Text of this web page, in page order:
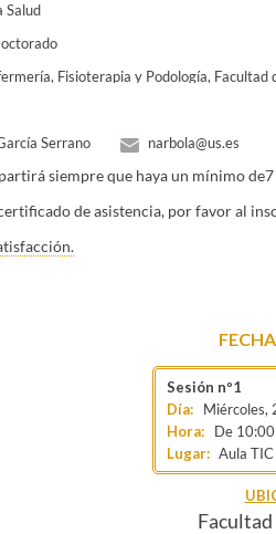
Salud
Fisioterapia y Podología Facultad
Serrano
narbola@us.es
siempre que haya un mínimo
de asistencia, por favor al
Miércoles,
De 10:00
Lugar: Aula